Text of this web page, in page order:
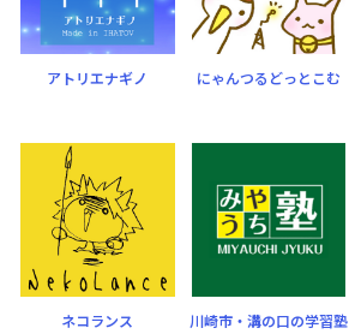
アトリエナギノ にゃんつるどっとこむ
ネコランス
川崎市・溝の口の学習塾